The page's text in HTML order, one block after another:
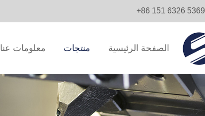
+86 151 6326 5369
الصفحة الرئيسية منتجات معلومات عنا